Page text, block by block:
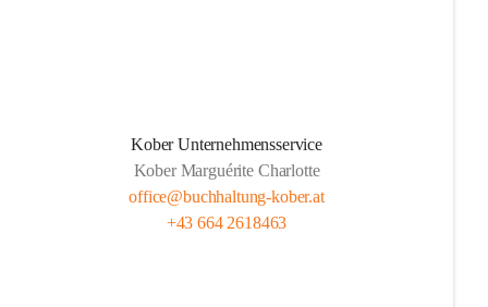
Kober Unternehmensservice
Kober Marguérite Charlotte
office@buchhaltung-kober.at
+43 664 2618463